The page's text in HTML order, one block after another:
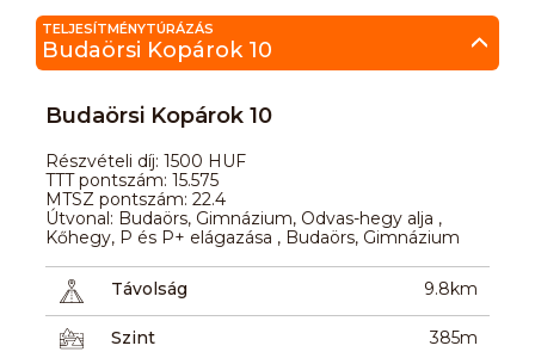
TELJESÍTMÉNYTÚRÁZÁS
Budaörsi Kopárok 10
Budaörsi Kopárok 10
Részvételi díj: 1500 HUF
TTT pontszám: 15.575
MTSZ pontszám: 22.4
Útvonal: Budaörs, Gimnázium, Odvas-hegy alja ,
Kőhegy, P és P+ elágazása , Budaörs, Gimnázium
Távolság 9.8km
Szint 385m